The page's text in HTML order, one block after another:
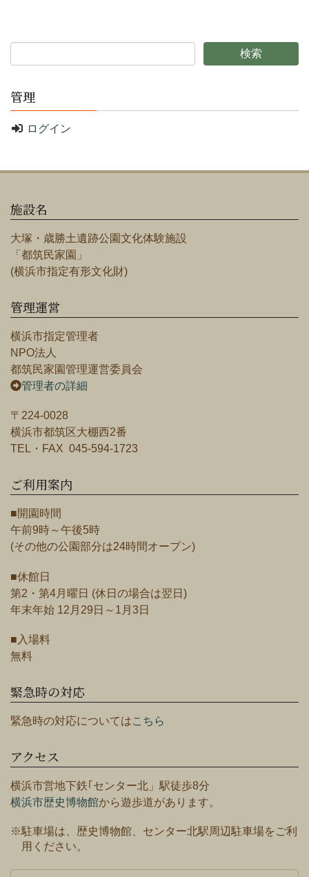
管理
ログイン
施設名
大塚・歳勝土遺跡公園文化体験施設
「都筑民家園」
(横浜市指定有形文化財)
管理運営
横浜市指定管理者
NPO法人
都筑民家園管理運営委員会
管理者の詳細
〒224-0028
横浜市都筑区大棚西2番
TEL・FAX 045-594-1723
ご利用案内
■開園時間
午前9時～午後5時
(その他の公園部分は24時間オープン)
■休館日
第2・第4月曜日 (休日の場合は翌日)
年末年始 12月29日～1月3日
■入場料
無料
緊急時の対応
緊急時の対応についてはこちら
アクセス
横浜市営地下鉄｢センター北」駅徒歩8分
横浜市歴史博物館から遊歩道があります。
※駐車場は、歴史博物館、センター北駅周辺駐車場をご利
用ください。